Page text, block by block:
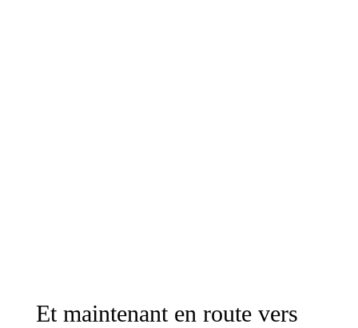
Et maintenant en route vers